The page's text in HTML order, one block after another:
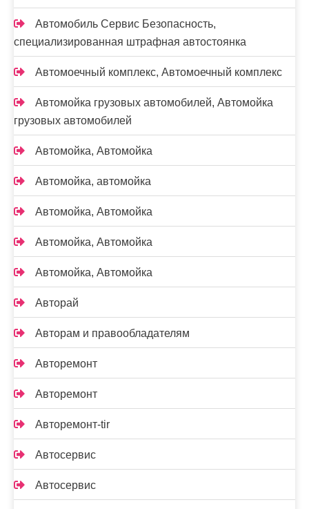
Автомобиль Сервис Безопасность,
специализированная штрафная автостоянка
Автомоечный комплекс, Автомоечный комплекс
Автомойка грузовых автомобилей, Автомойка
грузовых автомобилей
Автомойка, Автомойка
Автомойка, автомойка
Автомойка, Автомойка
Автомойка, Автомойка
Автомойка, Автомойка
Авторай
Авторам и правообладателям
Авторемонт
Авторемонт
Авторемонт-tir
Автосервис
Автосервис